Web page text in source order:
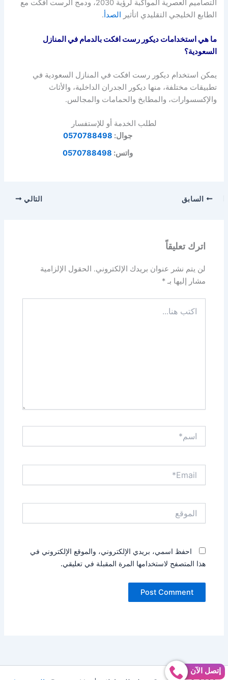
التصاميم العصرية المواكبة لرؤية 2030، ودمج الرست افكت مع
الطابع الخليجي التقليدي اتأثير الصدأ.
ما هي استخدامات ديكور رست افكت بالدمام في المنازل
السعودية؟
يمكن استخدام ديكور رست افكت في المنازل السعودية في
تطبيقات مختلفة، منها ديكور الجدران الداخلية، والأثاث
والإكسسوارات، والمطابخ والحمامات والمجالس.
لطلب الخدمة أو للإستفسار
جوال: 0570788498
واتس: 0570788498
السابق التالي
اترك تعليقاً
لن يتم نشر عنوان بريدك الإلكتروني.
الحقول الإلزامية
مشار إليها بـ*
هنا...
احفظ اسمي، بريدي الإلكتروني، والموقع الإلكتروني في
هذا المتصفح لاستخدامها المرة المقبلة في تعليقي.
إتصل الآن